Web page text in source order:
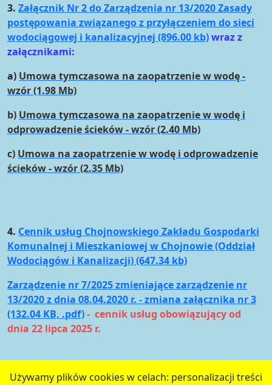
Używamy plików cookies w celach: personalizacji treści
3. Załącznik Nr 2 do Zarządzenia nr 13/2020 Zasady
postępowania związanego z przyłączeniem do sieci
wodociągowej i kanalizacyjnej (896.00 kb)wraz z
załącznikami:
a) Umowa tymczasowa na zaopatrzenie w wodę -
wzór (1.98 Mb)
b) Umowa tymczasowa na zaopatrzenie w wodę i
odprowadzenie ścieków - wzór (2.40 Mb)
c) Umowa na zaopatrzenie w wodę i odprowadzenie
ścieków - wzór (2.35 Mb)
4. Cennik usług Chojnowskiego Zakładu Gospodarki
Komunalnej i Mieszkaniowej w Chojnowie (Oddział
Wodociągów i Kanalizacji) (647.34 kb)
Zarządzenie nr 7/2025 zmieniające zarządzenie nr
13/2020 z dnia 08.04.2020 r. - zmiana załącznika nr 3
(132.04 KB, .pdf)- cennik usług obowiązujący od
dnia 22 lipca 2025 r.